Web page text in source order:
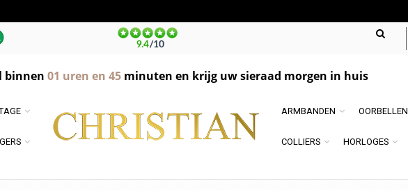
binnen 01 uren en 45minuten en krijg uw sieraad morgen in huis
ARMBANDEN OORBELLEN
COLLIERS HORLOGES